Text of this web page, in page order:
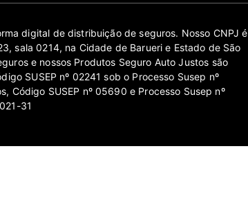
digital de distribuição de seguros. Nosso CNPJ é
sala 0214, na Cidade de Barueri e Estado de São
e nossos Produtos Seguro Auto Justos são
SUSEP nº 02241 sob o Processo Susep nº
Código SUSEP nº 05690 e Processo Susep nº
31